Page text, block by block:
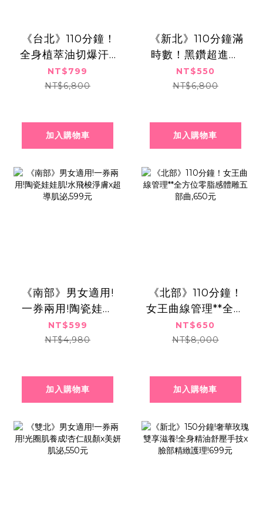
​​ ​《台北》110分鐘！
全身植萃油切爆汗x
玫瑰岩鹽代謝排水,
共兩次799元
NT$799
NT$6,800
加入購物車
​​ ​《新北》110分鐘滿
時數！黑鑽超進化
爆水亮肌養膚課
程,550元
NT$550
NT$6,800
加入購物車
《南部》男女適用!
一券兩用!陶瓷娃娃
肌!水飛梭淨膚x超導
肌泌,599元
NT$599
NT$4,980
加入購物車
《北部》110分鐘！
女王曲線管理**全方
位零脂感體雕五部
曲,650元
NT$650
NT$8,000
加入購物車